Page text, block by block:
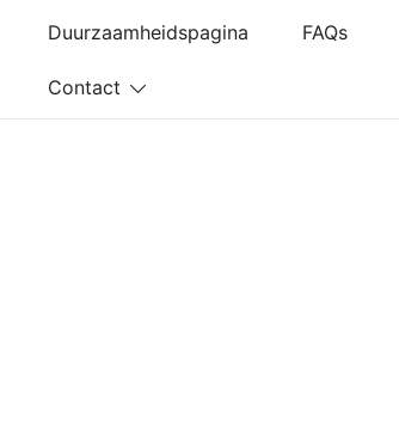
Duurzaamheidspagina FAQs
Contact